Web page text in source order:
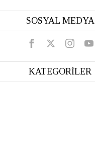
SOSYAL MEDYA
KATEGORİLER